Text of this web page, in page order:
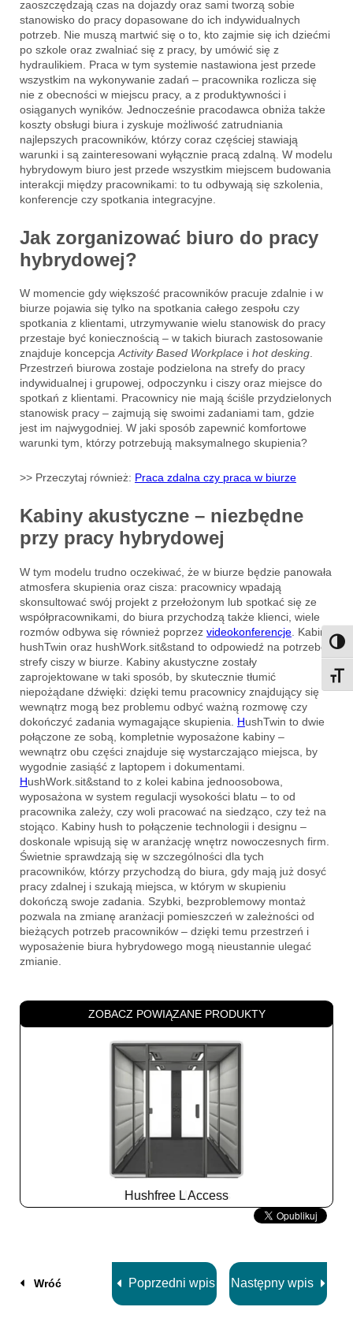
zaoszczędzają czas na dojazdy oraz sami tworzą sobie
stanowisko do pracy dopasowane do ich indywidualnych
potrzeb. Nie muszą martwić się o to, kto zajmie się ich dziećmi
po szkole oraz zwalniać się z pracy, by umówić się z
hydraulikiem. Praca w tym systemie nastawiona jest przede
wszystkim na wykonywanie zadań – pracownika rozlicza się
nie z obecności w miejscu pracy, a z produktywności i
osiąganych wyników. Jednocześnie pracodawca obniża także
koszty obsługi biura i zyskuje możliwość zatrudniania
najlepszych pracowników, którzy coraz częściej stawiają
warunki i są zainteresowani wyłącznie pracą zdalną. W modelu
hybrydowym biuro jest przede wszystkim miejscem budowania
interakcji między pracownikami: to tu odbywają się szkolenia,
konferencje czy spotkania integracyjne.
Jak zorganizować biuro do pracy
hybrydowej?
W momencie gdy większość pracowników pracuje zdalnie i w
biurze pojawia się tylko na spotkania całego zespołu czy
spotkania z klientami, utrzymywanie wielu stanowisk do pracy
przestaje być koniecznością – w takich biurach zastosowanie
znajduje koncepcjaActivity Based Workplace i hot desking.
Przestrzeń biurowa zostaje podzielona na strefy do pracy
indywidualnej i grupowej, odpoczynku i ciszy oraz miejsce do
spotkań z klientami. Pracownicy nie mają ściśle przydzielonych
stanowisk pracy – zajmują się swoimi zadaniami tam, gdzie
jest im najwygodniej. W jaki sposób zapewnić komfortowe
warunki tym, którzy potrzebują maksymalnego skupienia?
>> Przeczytaj również: Praca zdalna czy praca w biurze
Kabiny akustyczne – niezbędne
przy pracy hybrydowej
W tym modelu trudno oczekiwać, że w biurze będzie panowała
atmosfera skupienia oraz cisza: pracownicy wpadają
skonsultować swój projekt z przełożonym lub spotkać się ze
współpracownikami, do biura przychodzą także klienci, wiele
rozmów odbywa się również poprzez videokonferencje. Kabiny
hushTwin oraz hushWork.sit&stand to odpowiedź na potrzebę
strefy ciszy w biurze. Kabiny akustyczne zostały
zaprojektowane w taki sposób, by skutecznie tłumić
niepożądane dźwięki: dzięki temu pracownicy znajdujący się
wewnątrz mogą bez problemu odbyć ważną rozmowę czy
dokończyć zadania wymagające skupienia. HushTwin to dwie
połączone ze sobą, kompletnie wyposażone kabiny –
wewnątrz obu części znajduje się wystarczająco miejsca, by
wygodnie zasiąść z laptopem i dokumentami.
HushWork.sit&stand to z kolei kabina jednoosobowa,
wyposażona w system regulacji wysokości blatu – to od
pracownika zależy, czy woli pracować na siedząco, czy też na
stojąco. Kabiny hush to połączenie technologii i designu –
doskonale wpisują się w aranżację wnętrz nowoczesnych firm.
Świetnie sprawdzają się w szczególności dla tych
pracowników, którzy przychodzą do biura, gdy mają już dosyć
pracy zdalnej i szukają miejsca, w którym w skupieniu
dokończą swoje zadania. Szybki, bezproblemowy montaż
pozwala na zmianę aranżacji pomieszczeń w zależności od
bieżących potrzeb pracowników – dzięki temu przestrzeń i
wyposażenie biura hybrydowego mogą nieustannie ulegać
zmianie.
ZOBACZ POWIĄZANE PRODUKTY
Hushfree L Access
Slide
Wróć Poprzedni wpis Następny wpis